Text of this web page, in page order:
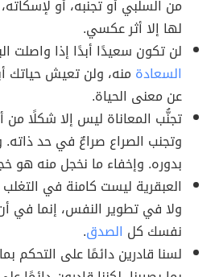
من السلبي أو تجنبه، أو
لها إلا أثر عكسي.
لن تكون سعيدًا أبدًا إذا واصلت
السعادة منه، ولن تعيش حياتك
عن معنى الحياة.
تجنُّب المعاناة ليس إلا شكلًا
وتجنب الصراع صراعٌ في حد
بدوره. وإخفاء ما نخجل منه هو
العبقرية ليست كامنة في
ولا في تطوير النفس، إنما في
نفسك كل الصدق.
لسنا قادرين دائمًا على التحكم